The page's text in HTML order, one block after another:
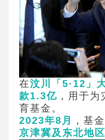
在汶川「5·12」
款1.3亿 ，用于
育基金。
2023年8月 ，基
京津冀及东北地